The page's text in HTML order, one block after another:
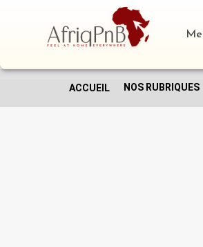
ACCUEIL NOS RUBRIQUES